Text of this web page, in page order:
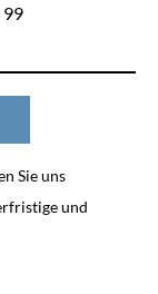
99
Sie uns
und